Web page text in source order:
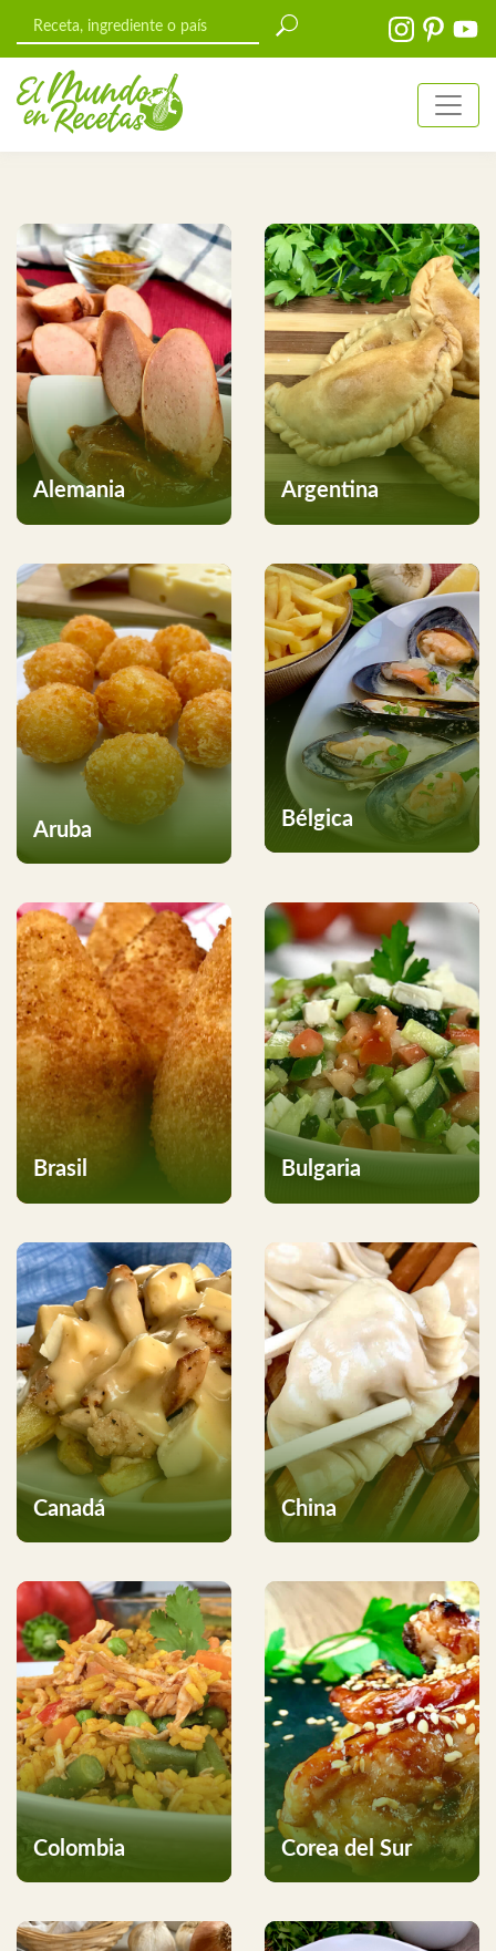
Alemania Argentina
Aruba Bélgica
Brasil Bulgaria
Canadá China
Colombia Corea del Sur